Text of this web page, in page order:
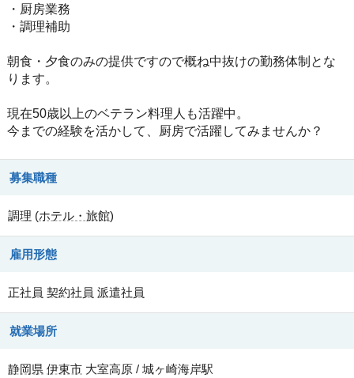
・厨房業務
・調理補助
朝食・夕食のみの提供ですので概ね中抜けの勤務体制とな
ります。
現在50歳以上のベテラン料理人も活躍中。
今までの経験を活かして、厨房で活躍してみませんか？
募集職種
調理 (ホテル・旅館)
雇用形態
正社員 契約社員 派遣社員
就業場所
静岡県 伊東市 大室高原 / 城ヶ崎海岸駅